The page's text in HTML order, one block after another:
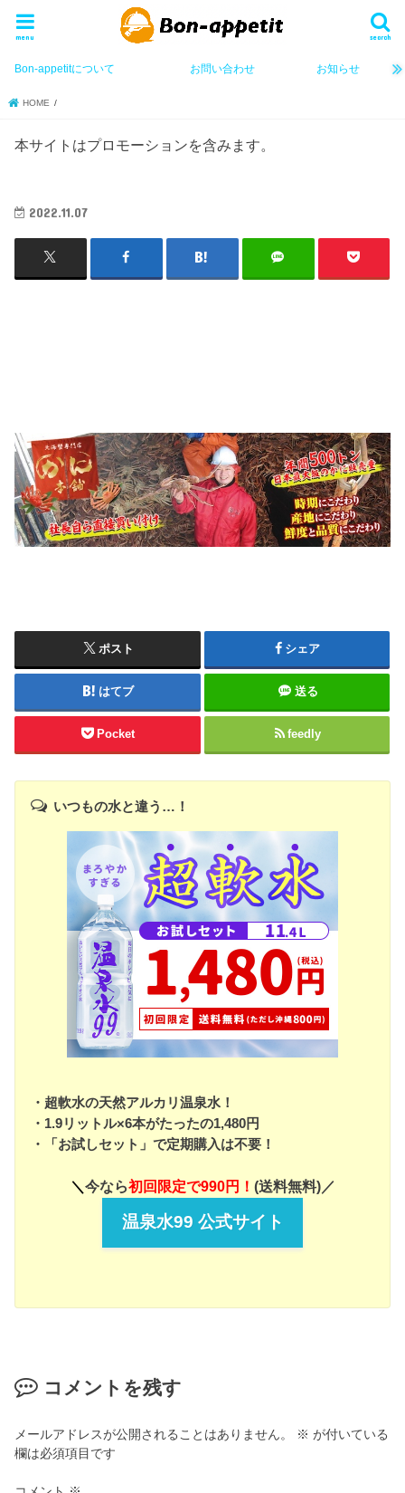
search
menu
Bon-appetitについて お問い合わせ お知らせ
HOME
本サイトはプロモーションを含みます。
2022.11.07
ポスト シェア
はてブ 送る
Pocket feedly
いつもの水と違う…！
・超軟水の天然アルカリ温泉水！
・1.9リットル×6本がたったの1,480円
・「お試しセット」で定期購入は不要！
＼ 今なら初回限定で990円！ (送料無料)／
温泉水99 公式サイト
コメントを残す
メールアドレスが公開されることはありません。 ※ が付いている
欄は必須項目です